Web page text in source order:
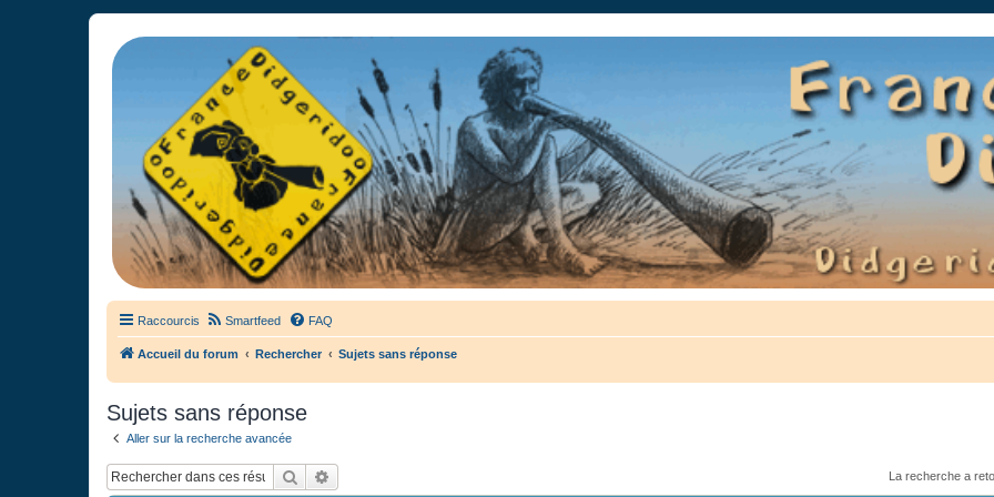
France Didgeridoo
Didgeridoo et Guimbarde sur France Didgeridoo - retrouvez la communauté.
Raccourcis Smartfeed FAQ
Accueil du forum Rechercher Sujets sans réponse
Sujets sans réponse
Aller sur la recherche avancée
Rechercher La recherche a